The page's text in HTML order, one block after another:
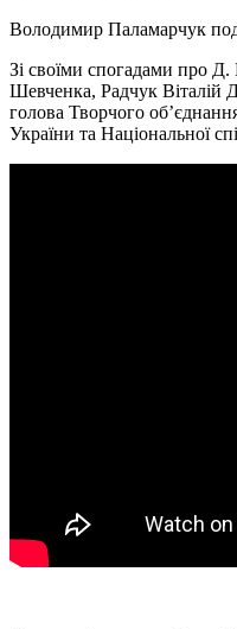
Володимир Паламарчук
Зі своїми спогадами про Д.
Шевченка, Радчук Віталій
голова Творчого
України та Національної